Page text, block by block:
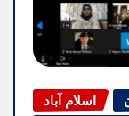
اسلام آباد